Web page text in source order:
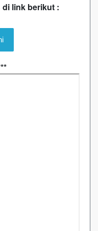
di link berikut :